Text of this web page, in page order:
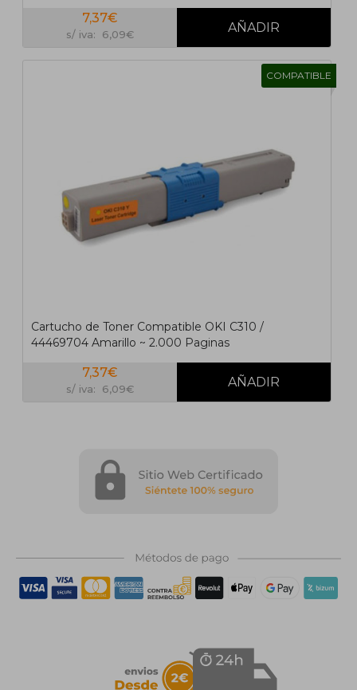
7,37€
s/ iva: 6,09€
COMPATIBLE
Cartucho de Toner Compatible OKI C310 /
44469704 Amarillo ~ 2.000 Paginas
7,37€
s/ iva: 6,09€